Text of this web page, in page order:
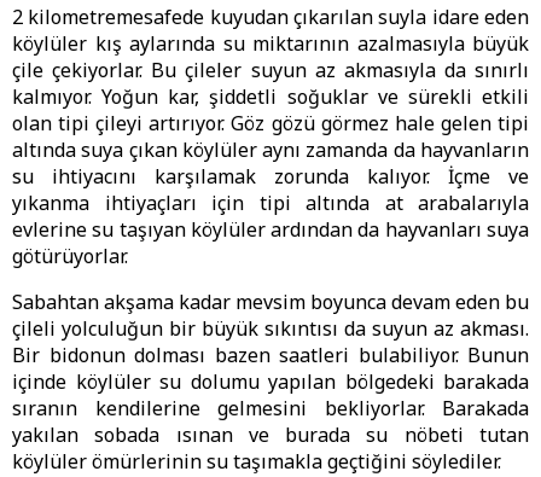
2 kilometremesafede kuyudan çıkarılan suyla idare eden
köylüler kış aylarında su miktarının azalmasıyla büyük
çile çekiyorlar. Bu çileler suyun az akmasıyla da sınırlı
kalmıyor. Yoğun kar, şiddetli soğuklar ve sürekli etkili
olan tipi çileyi artırıyor. Göz gözü görmez hale gelen tipi
altında suya çıkan köylüler aynı zamanda da hayvanların
su ihtiyacını karşılamak zorunda kalıyor. İçme ve
yıkanma ihtiyaçları için tipi altında at arabalarıyla
evlerine su taşıyan köylüler ardından da hayvanları suya
götürüyorlar.
Sabahtan akşama kadar mevsim boyunca devam eden bu
çileli yolculuğun bir büyük sıkıntısı da suyun az akması.
Bir bidonun dolması bazen saatleri bulabiliyor. Bunun
içinde köylüler su dolumu yapılan bölgedeki barakada
sıranın kendilerine gelmesini bekliyorlar. Barakada
yakılan sobada ısınan ve burada su nöbeti tutan
köylüler ömürlerinin su taşımakla geçtiğini söylediler.